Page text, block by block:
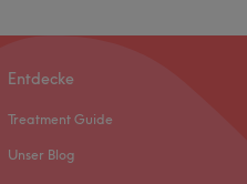
Entdecke
Treatment Guide
Unser Blog